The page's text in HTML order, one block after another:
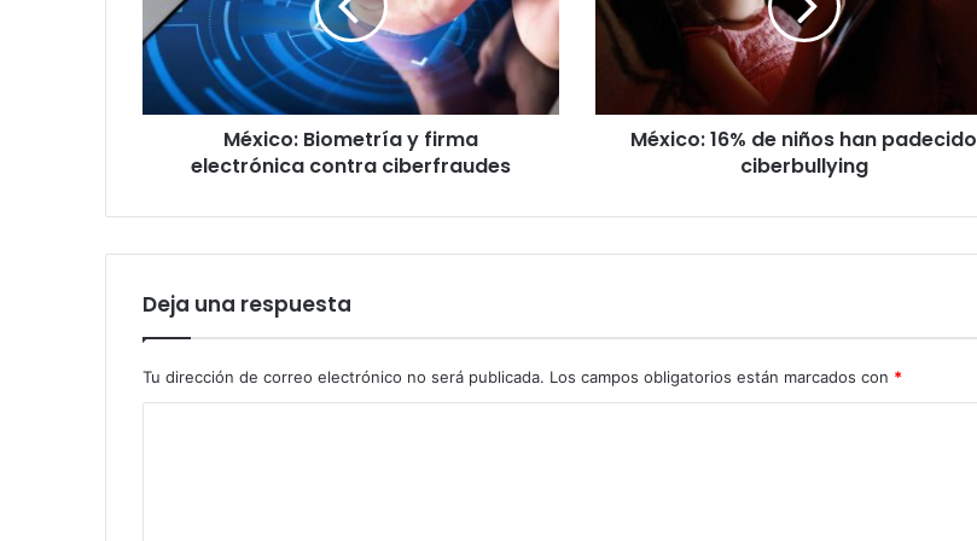
electrónica
contra
ciberfraudes
México: Biometría y firma
electrónica contra ciberfraudes
han
padecido
ciberbullying
México: 16% de niños han padecido
ciberbullying
Deja una respuesta
Tu dirección de correo electrónico no será publicada. Los campos obligatorios están marcados con *